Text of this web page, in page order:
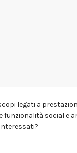
legati a
social e